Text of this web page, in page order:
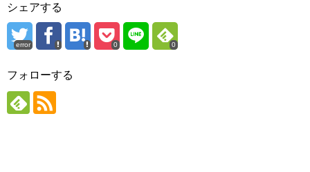
シェアする
error 0 0
フォローする